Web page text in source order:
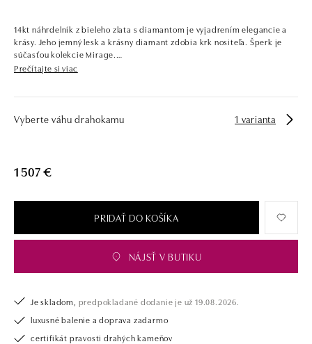
14kt náhrdelník z bieleho zlata s diamantom je vyjadrením elegancie a
krásy. Jeho jemný lesk a krásny diamant zdobia krk nositeľa. Šperk je
súčasťou kolekcie Mirage.
rozkvitnutú lúku. Kolekcia ponúka dievčenské mladistvé šperky aj
elegantné sofistikované kúsky.
drahých kameňov už takmer 30 rokov. Každý šperk je tak originál a je
tiež opatrený certifikátom pravosti a dodaný v luxusnom balení. Či už
nedarujete s nami iba šperk, ale aj múdru investíciu.
Prečítajte si viac
Vyberte váhu drahokamu 1 varianta
1 507 €
PRIDAŤ DO KOŠÍKA
NÁJSŤ V BUTIKU
Je skladom, predpokladané dodanie je už 19.08.2026.
luxusné balenie a doprava zadarmo
certifikát pravosti drahých kameňov